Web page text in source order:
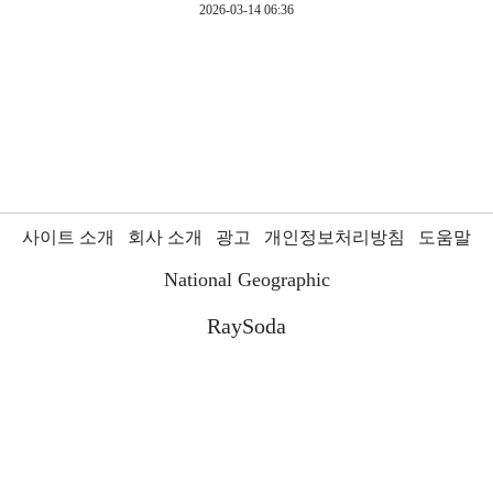
2026-03-14 06:36
사이트 소개 회사 소개 광고 개인정보처리방침 도움말
National Geographic
RaySoda